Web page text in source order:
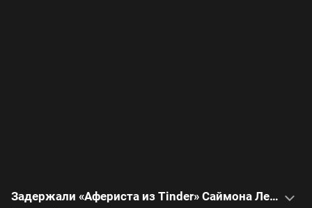
Задержали «Афериста из Tinder» Саймона Леваева: что о нем известно — видео